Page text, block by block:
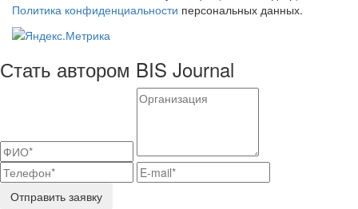
Политика конфиденциальности персональных данных.
Стать автором BIS Journal
Отправить заявку